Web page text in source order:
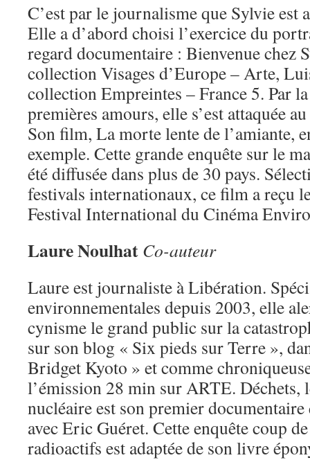
C’est par le journalisme que Sylvie est
Elle a d’abord choisi l’exercice du
regard documentaire : Bienvenue chez
collection Visages d’Europe – Arte,
collection Empreintes – France 5. Par
premières amours, elle s’est attaquée
Son film, La morte lente de l’amiante,
exemple. Cette grande enquête sur le
été diffusée dans plus de 30 pays.
festivals internationaux, ce film a reçu
Festival International du Cinéma
Laure Noulhat Co-auteur
Laure est journaliste à Libération.
environnementales depuis 2003, elle
cynisme le grand public sur la
sur son blog « Six pieds sur Terre »,
Bridget Kyoto » et comme
l’émission 28 min sur ARTE. Déchets,
nucléaire est son premier documentaire
avec Eric Guéret. Cette enquête coup
radioactifs est adaptée de son livre